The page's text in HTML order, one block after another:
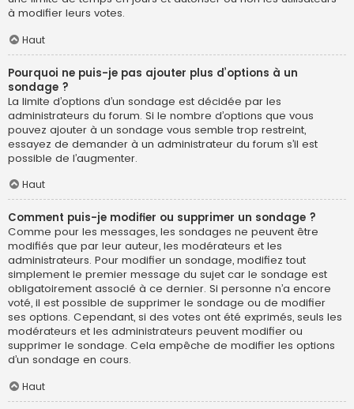
à modifier leurs votes.
Haut
Pourquoi ne puis-je pas ajouter plus d’options à un
sondage ?
La limite d’options d’un sondage est décidée par les
administrateurs du forum. Si le nombre d’options que vous
pouvez ajouter à un sondage vous semble trop restreint,
essayez de demander à un administrateur du forum s’il est
possible de l’augmenter.
Haut
Comment puis-je modifier ou supprimer un sondage ?
Comme pour les messages, les sondages ne peuvent être
modifiés que par leur auteur, les modérateurs et les
administrateurs. Pour modifier un sondage, modifiez tout
simplement le premier message du sujet car le sondage est
obligatoirement associé à ce dernier. Si personne n’a encore
voté, il est possible de supprimer le sondage ou de modifier
ses options. Cependant, si des votes ont été exprimés, seuls les
modérateurs et les administrateurs peuvent modifier ou
supprimer le sondage. Cela empêche de modifier les options
d’un sondage en cours.
Haut